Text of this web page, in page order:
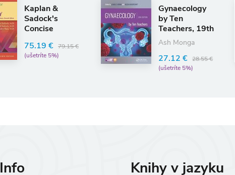
Kaplan &
Sadock's
Concise
Clinical
Psychiatry
75.19 € 79.15 €
(ušetríte 5%)
Gynaecology
by Ten
Teachers, 19th
Edition
Ash Monga
27.12 € 28.55 €
(ušetríte 5%)
Info Knihy v jazyku